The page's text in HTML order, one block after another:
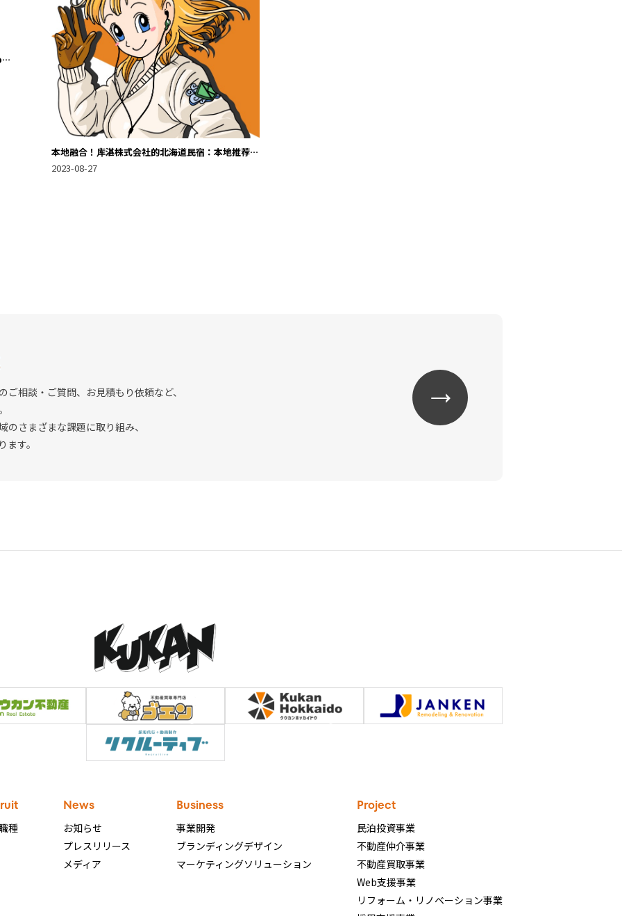
本地融合！库湛株式会社的北海道民宿：本地推荐信
息，体验地方风情的独特住宿。
2023-08-27
相談・ご質問、お見積もり依頼など、
のさまざまな課題に取り組み、
す。
種
News
お知らせ
プレスリリース
メディア
Business
事業開発
ブランディングデザイン
マーケティングソリューション
Project
民泊投資事業
不動産仲介事業
不動産買取事業
Web支援事業
リフォーム・リノベーション事業